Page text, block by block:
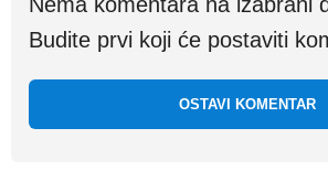
Budite prvi koji će postaviti
OSTAVI KOMENTAR